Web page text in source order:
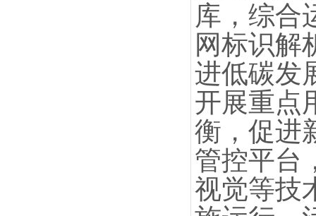
库，综合
网标识解
进低碳发
开展重点
衡，促进
管控平台
视觉等技